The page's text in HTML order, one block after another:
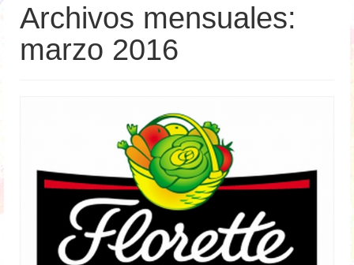
Quiénes Somos
Servicios
Ciclo del agua
Medio Ambiente
I+D+i
Energía
Internacionalización
Archivos mensuales:
marzo 2016